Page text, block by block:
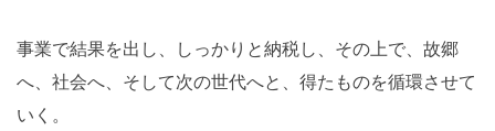
事業で結果を出し、しっかりと納税し、その上で、故郷
へ、社会へ、そして次の世代へと、得たものを循環させて
いく。